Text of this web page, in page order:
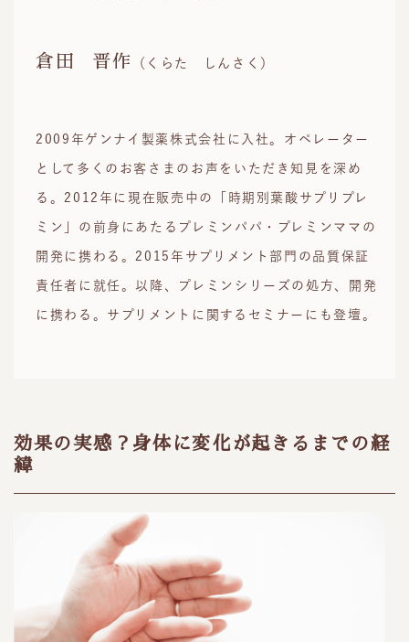
倉田 晋作 （くらた しんさく）
2009年ゲンナイ製薬株式会社に入社。オペレーター
として多くのお客さまのお声をいただき知見を深め
る。2012年に現在販売中の「時期別葉酸サプリプレ
ミン」の前身にあたるプレミンパパ・プレミンママの
開発に携わる。2015年サプリメント部門の品質保証
責任者に就任。以降、プレミンシリーズの処方、開発
に携わる。サプリメントに関するセミナーにも登壇。
効果の実感？身体に変化が起きるまでの経
緯